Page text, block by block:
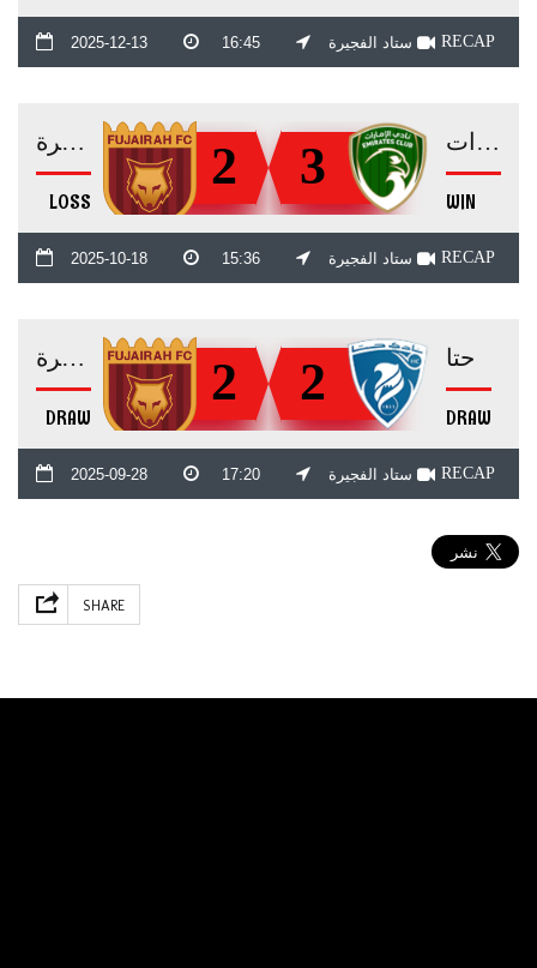
2025-12-13 16:45 ستاد الفجيرة RECAP
2 الفجيرة
LOSS
3 الإمارات
WIN
2025-10-18 15:36 ستاد الفجيرة RECAP
2 الفجيرة
DRAW
2 حتا
DRAW
2025-09-28 17:20 ستاد الفجيرة RECAP
SHARE